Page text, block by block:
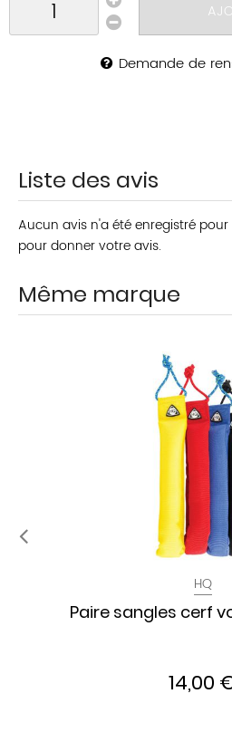
Demande de
Liste des avis
Aucun avis n'a été enregistré
pour donner votre avis.
Même marque
HQ
Paire sangles cerf
14,00